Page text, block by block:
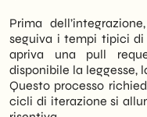
adottato è
suggerisce e
ingegneri
decisionale
centrale per
dello strumento.
Prima
seguiva i tempi tipici
apriva una pull
disponibile la leggesse,
Questo processo
cicli di iterazione si